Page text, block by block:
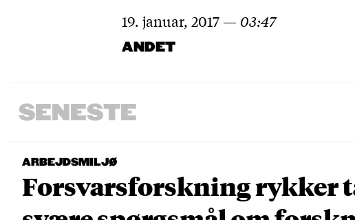
19. januar, 2017 — 03:47
ANDET
SENESTE
ARBEJDSMILJØ
Forsvarsforskning rykker